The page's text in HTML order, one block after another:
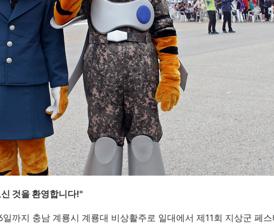
것을 환영합니다!"
까지 충남 계룡시 계룡대 비상활주로 일대에서 제11회 지상군 페